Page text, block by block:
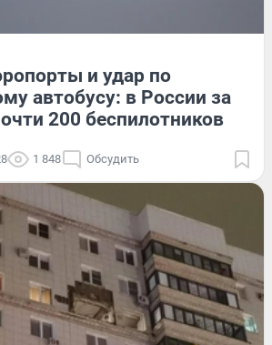
и удар по
автобусу: в России за
200 беспилотников
1 848 Обсудить